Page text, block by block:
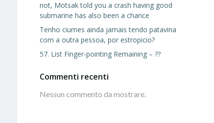
not, Motsak told you a crash having good
submarine has also been a chance
Tenho ciumes ainda jamais tendo patavina
com a outra pessoa, por estropicio?
57. List Finger-pointing Remaining – ??
Commenti recenti
Nessun commento da mostrare.